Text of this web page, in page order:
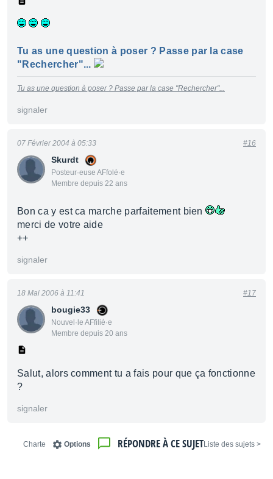
Tu as une question à poser ? Passe par la case
"Rechercher"...
Tu as une question à poser ? Passe par la case "Rechercher"...
signaler
Skurdt
Posteur·euse AFfolé·e
Membre depuis 22 ans
07 Février 2004 à 05:33 #16
Bon ca y est ca marche parfaitement bien
merci de votre aide
++
signaler
bougie33
Nouvel·le AFfilié·e
Membre depuis 20 ans
18 Mai 2006 à 11:41 #17
Salut, alors comment tu a fais pour que ça fonctionne
?
signaler
< Liste des sujets
RÉPONDRE À CE SUJET
Options
Charte